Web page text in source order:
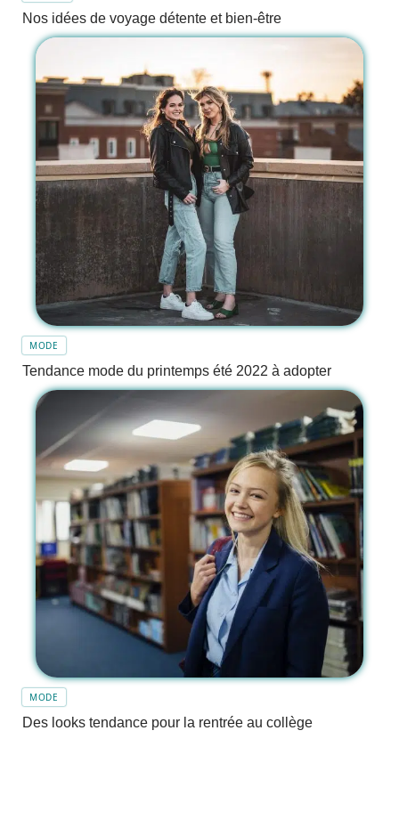
Nos idées de voyage détente et bien-être
MODE
Tendance mode du printemps été 2022 à adopter
MODE
Des looks tendance pour la rentrée au collège